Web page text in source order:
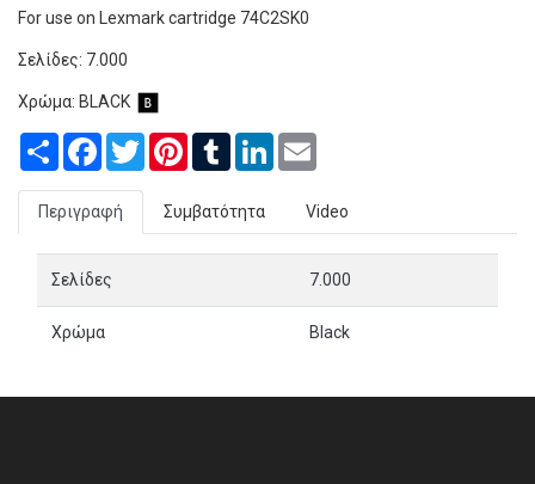
For use on Lexmark cartridge 74C2SK0
Σελίδες: 7.000
Χρώμα: BLACK
Share Facebook
TwitterPinterestTumblrLinkedIn
Περιγραφή Συμβατότητα Video
Σελίδες 7.000
Χρώμα Black